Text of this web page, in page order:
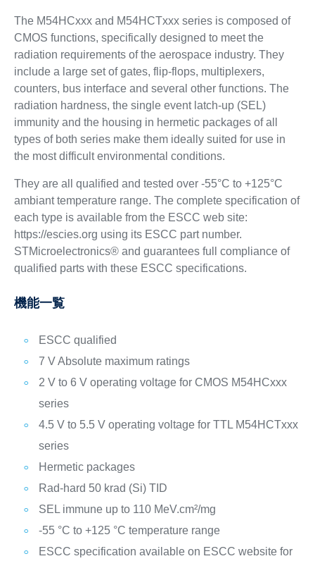
The M54HCxxx and M54HCTxxx series is composed of
CMOS functions, specifically designed to meet the
radiation requirements of the aerospace industry. They
include a large set of gates, flip-flops, multiplexers,
counters, bus interface and several other functions. The
radiation hardness, the single event latch-up (SEL)
immunity and the housing in hermetic packages of all
types of both series make them ideally suited for use in
the most difficult environmental conditions.
They are all qualified and tested over -55°C to +125°C
ambiant temperature range. The complete specification of
each type is available from the ESCC web site:
https://escies.org using its ESCC part number.
STMicroelectronics® and guarantees full compliance of
qualified parts with these ESCC specifications.
機能一覧
ESCC qualified
7 V Absolute maximum ratings
2 V to 6 V operating voltage for CMOS M54HCxxx
series
4.5 V to 5.5 V operating voltage for TTL M54HCTxxx
series
Hermetic packages
Rad-hard 50 krad (Si) TID
SEL immune up to 110 MeV.cm²/mg
-55 °C to +125 °C temperature range
ESCC specification available on ESCC website for